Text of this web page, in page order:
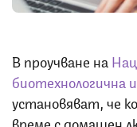
В проучване на
биотехнологична
установяват, че
време с домашен